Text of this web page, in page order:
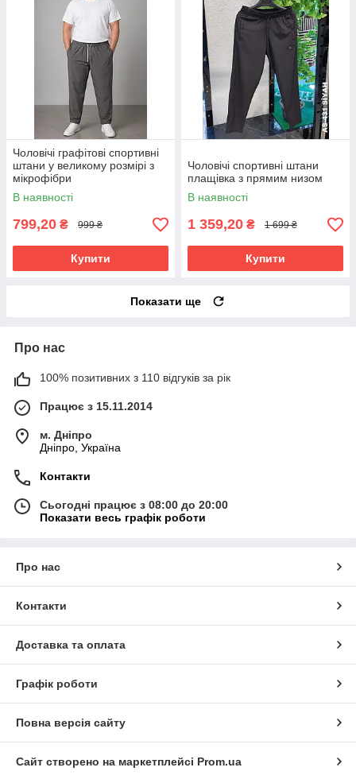
Чоловічі графітові спортивні
штани у великому розмірі з
мікрофібри
В наявності
799,20 ₴ 999 ₴
Купити
Чоловічі спортивні штани
плащівка з прямим низом
В наявності
1 359,20 ₴ 1 699 ₴
Купити
Показати ще
Про нас
100% позитивних з 110 відгуків за рік
Працює з 15.11.2014
м. Дніпро
Дніпро, Україна
Контакти
Сьогодні працює з 08:00 до 20:00
Показати весь графік роботи
Про нас
Контакти
Доставка та оплата
Графік роботи
Повна версія сайту
Сайт створено на маркетплейсі Prom.ua